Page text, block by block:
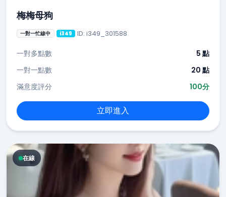
梅梅母狗
一對一忙線中 i349 ID: i349_301588
一對多點數
5 點
一對一點數
20 點
滿意度評分
100分
立即進入
在線